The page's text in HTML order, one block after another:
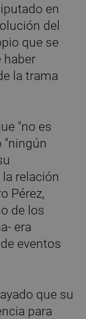
en
del
que se
haber
la trama
"no es
"ningún
relación
Pérez,
de los
era
eventos
que su
para